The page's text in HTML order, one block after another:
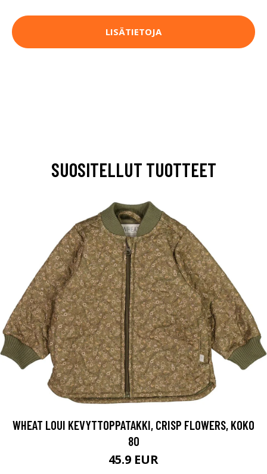
LISÄTIETOJA
SUOSITELLUT TUOTTEET
WHEAT LOUI KEVYTTOPPATAKKI, CRISP FLOWERS, KOKO
80
45.9 EUR